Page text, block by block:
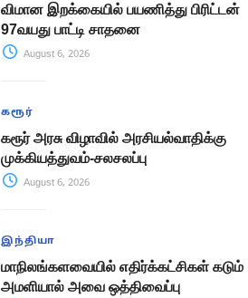
விமான இறக்கையில் பயணித்து பிரிட்டன்
97வயது பாட்டி சாதனை
August 6, 2026
கரூர்
கரூர் அரசு விழாவில் அரசியல்வாதிக்கு
முக்கியத்துவம்-சலசலப்பு
August 6, 2026
இந்தியா
மாநிலங்களவையில் எதிர்க்கட்சிகள் கடும்
அமளியால் அவை ஒத்திவைப்பு